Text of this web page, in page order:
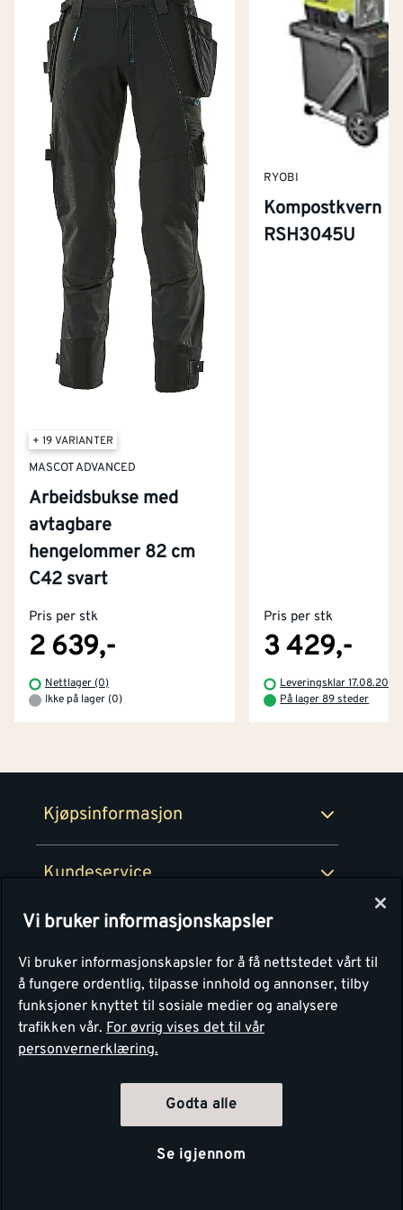
+ 19 VARIANTER
MASCOT ADVANCED
Arbeidsbukse med
avtagbare
hengelommer 82 cm
C42 svart
Pris per stk
2 639,-
Nettlager (0)
Ikke på lager (0)
RYOBI
Kompostkvern
RSH3045U
Pris per stk
3 429,-
Leveringsklar 17.08.2026
På lager 89 steder
Kjøpsinformasjon
Kjøpsbetingelser
Retur- og angrerettsskjema
Kundeservice
Kontakt oss
Tjenester
Montér Klubb
Montér
Om Montér
Byggevarehus og åpningstider
Prismatch
Personvern
Vi bruker informasjonskapsler
Vi bruker informasjonskapsler for å få nettstedet vårt til
å fungere ordentlig, tilpasse innhold og annonser, tilby
funksjoner knyttet til sosiale medier og analysere
trafikken vår. For øvrig vises det til vår
personvernerklæring.
Godta alle
Se igjennom